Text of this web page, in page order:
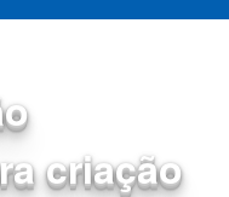
criação